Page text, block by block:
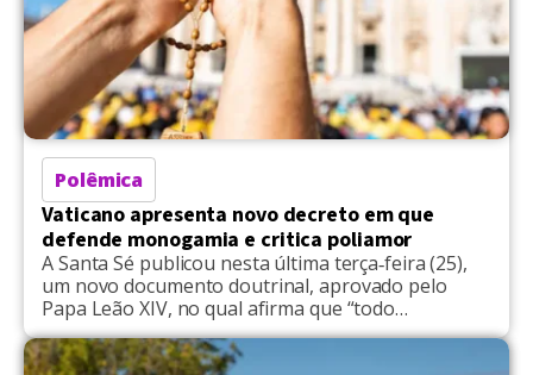
Polêmica
Vaticano apresenta novo decreto em que
defende monogamia e critica poliamor
A Santa Sé publicou nesta última terça‑feira (25),
um novo documento doutrinal, aprovado pelo
Papa Leão XIV, no qual afirma que “todo
casamento autêntico é uma unidade composta por
duas pessoas, que exige uma relação tão íntima e